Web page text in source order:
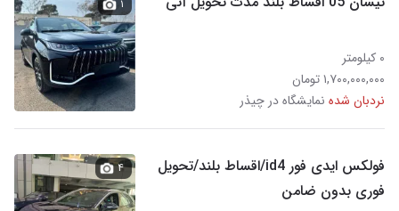
۰ کیلومتر
۱,۷۰۰,۰۰۰,۰۰۰ تومان
نردبان شده نمایشگاه در چیذر
۱
فولکس ایدی فور id4/اقساط بلند/تحویل
فوری بدون ضامن
۴